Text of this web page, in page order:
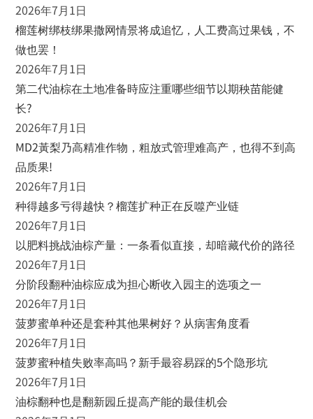
2026年7月1日
榴莲树绑枝绑果撒网情景将成追忆，人工费高过果钱，不
做也罢！
2026年7月1日
第二代油棕在土地准备時应注重哪些细节以期秧苗能健
长?
2026年7月1日
MD2黃梨乃高精准作物，粗放式管理难高产，也得不到高
品质果!
2026年7月1日
种得越多亏得越快？榴莲扩种正在反噬产业链
2026年7月1日
以肥料挑战油棕产量：一条看似直接，却暗藏代价的路径
2026年7月1日
分阶段翻种油棕应成为担心断收入园主的选项之一
2026年7月1日
菠萝蜜单种还是套种其他果树好？从病害角度看
2026年7月1日
菠萝蜜种植失败率高吗？新手最容易踩的5个隐形坑
2026年7月1日
油棕翻种也是翻新园丘提高产能的最佳机会